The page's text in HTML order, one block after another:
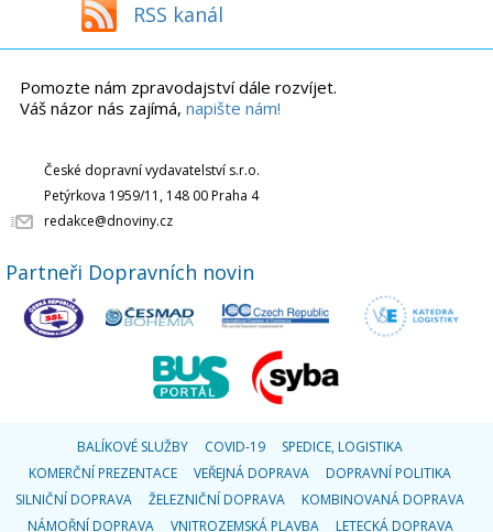
RSS kanál
Pomozte nám zpravodajství dále rozvíjet.
Váš názor nás zajímá, napište nám!
České dopravní vydavatelství s.r.o.
Petýrkova 1959/11, 148 00 Praha 4
redakce@dnoviny.cz
Partneři Dopravních novin
BALÍKOVÉ SLUŽBY COVID-19
SPEDICE, LOGISTIKA
KOMERČNÍ PREZENTACE
VEŘEJNÁ DOPRAVA
DOPRAVNÍ POLITIKA
SILNIČNÍ DOPRAVA
ŽELEZNIČNÍ DOPRAVA
KOMBINOVANÁ DOPRAVA
NÁMOŘNÍ DOPRAVA
VNITROZEMSKÁ PLAVBA LETECKÁ DOPRAVA